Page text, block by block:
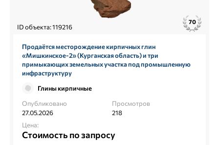
ID объекта: 119216
70
Продаётся месторождение кирпичных глин
«Мишкинское‑2» (Курганская область) и три
примыкающих земельных участка под промышленную
инфраструктуру
Глины кирпичные
Опубликовано
27.05.2026
Просмотров
218
Цена:
Стоимость по запросу